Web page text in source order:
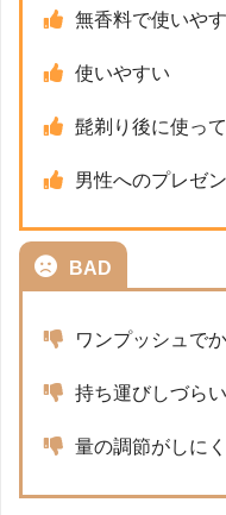
無香料で使いや
使いやすい
髭剃り後に使っ
男性へのプレゼ
BAD
ワンプッシュで
持ち運びしづらい
量の調節がしに